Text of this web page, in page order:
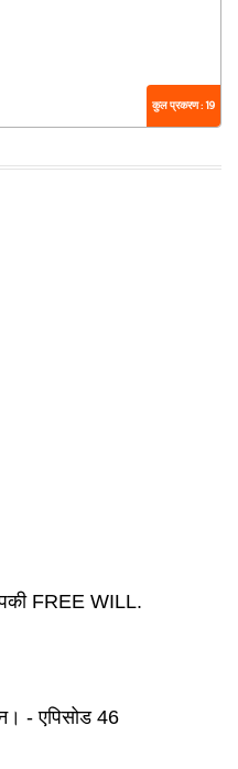
कुल प्रकरण : 19
FREE WILL.
- एपिसोड 46